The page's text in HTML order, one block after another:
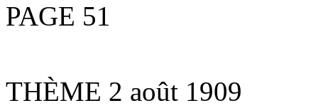
PAGE 51
THÈME 2 août 1909